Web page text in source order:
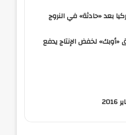
بعد «حادثة» في النروج
«أوبك» لخفض الإنتاج يدفع